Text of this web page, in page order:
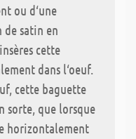
ou d‘une
satin en
cette
dans l‘oeuf.
cette baguette
sorte, que lorsque
horizontalement